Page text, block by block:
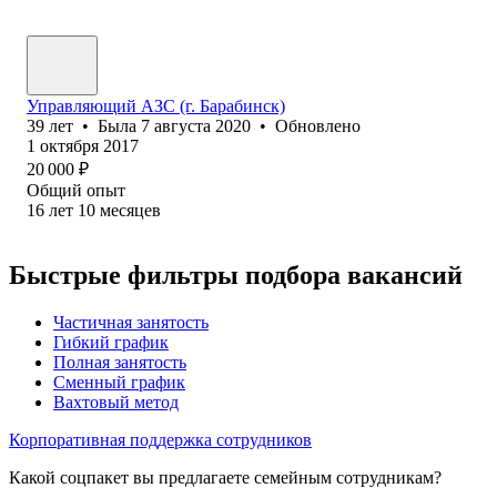
Управляющий АЗС (г. Барабинск)
39 лет • Была 7 августа 2020 • Обновлено
1 октября 2017
20 000 ₽
Общий опыт
16 лет 10 месяцев
Быстрые фильтры подбора вакансий
Частичная занятость
Гибкий график
Полная занятость
Сменный график
Вахтовый метод
Корпоративная поддержка сотрудников
Какой соцпакет вы предлагаете семейным сотрудникам?